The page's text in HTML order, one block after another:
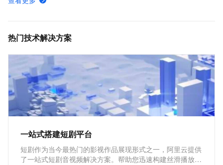
MediaBox音视频SDK计费项说明及购买方式
热门技术解决方案
一站式搭建短剧平台
短剧作为当今最热门的影视作品展现形式之一，阿里云提供
了一站式短剧音视频解决方案。帮助您迅速构建丝滑播放体